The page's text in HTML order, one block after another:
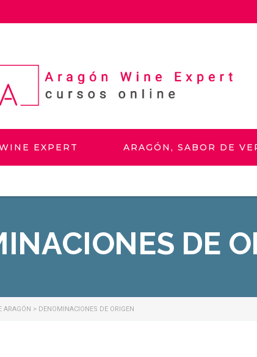
EXPERT ARAGÓN, SABOR DE
DE
ARAGÓN > DENOMINACIONES DE ORIGEN